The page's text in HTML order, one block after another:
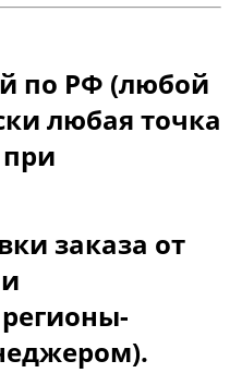
по РФ (любой
любая точка
заказа от